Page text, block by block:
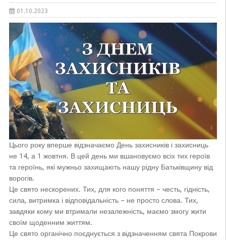
01.10.2023
Цього року вперше відзначаємо День захисників і захисниць
не 14, а 1 жовтня. В цей день ми вшановуємо всіх тих героїв
та героїнь, які мужньо захищають нашу рідну Батьківщину від
ворогів.
Це свято нескорених. Тих, для кого поняття – честь, гідність,
сила, витримка і відповідальність – не просто слова. Тих,
завдяки кому ми втримали незалежність, маємо змогу жити
своїм щоденним життям.
Це свято органічно поєднується з відзначенням свята Покрови